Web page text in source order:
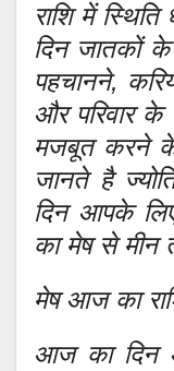
राशि में
दिन जातकों
पहचानने,
और परिवार
मजबूत करने
जानते है
दिन आपके
का मेष से मीन
मेष आज का
आज का दिन